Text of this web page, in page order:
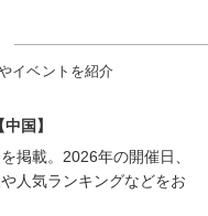
イベントを紹介
国】
掲載。2026年の開催日、
人気ランキングなどをお